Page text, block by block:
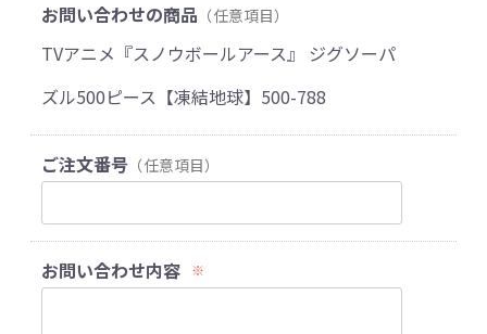
お問い合わせの商品 （任意項目）
TVアニメ『スノウボールアース』 ジグソーパ
ズル500ピース【凍結地球】500-788
ご注文番号 （任意項目）
お問い合わせ内容 ※